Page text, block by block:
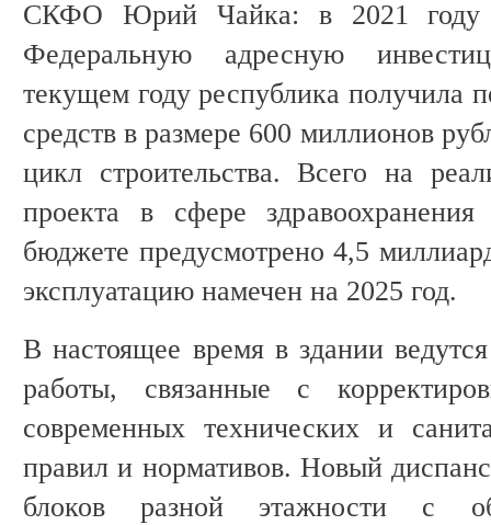
СКФО Юрий Чайка: в 2021 году
Федеральную адресную
текущем году республика получила
средств в размере 600 миллионов
цикл строительства. Всего на
проекта в сфере
бюджете предусмотрено 4,5
эксплуатацию намечен на 2025 год.
В настоящее время в здании
работы, связанные с
современных технических и
правил и нормативов. Новый
блоков разной этажности c